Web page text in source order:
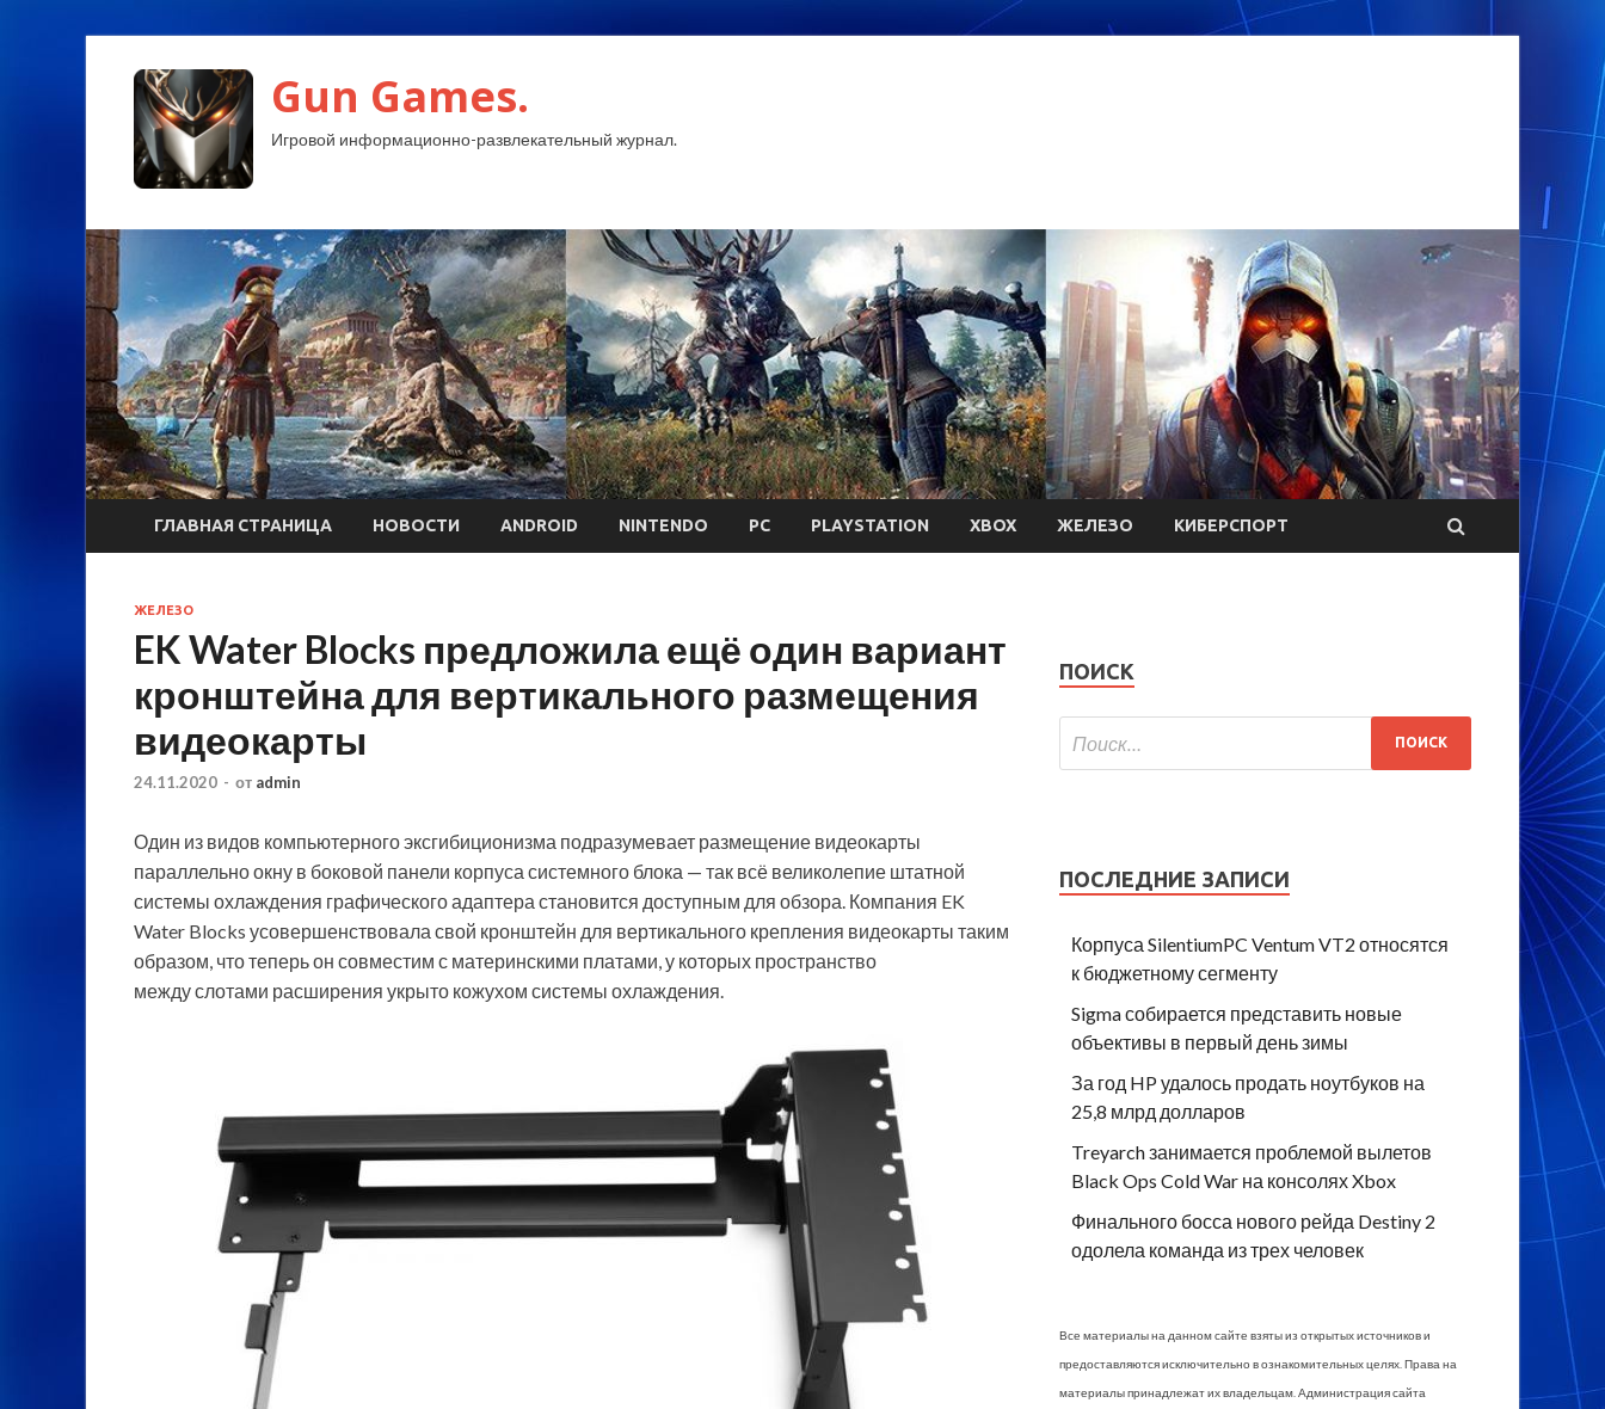
Gun Games.
Игровой информационно-развлекательный журнал.
ГЛАВНАЯ СТРАНИЦА НОВОСТИ ANDROID NINTENDO PC PLAYSTATION XBOX ЖЕЛЕЗО КИБЕРСПОРТ
ЖЕЛЕЗО
EK Water Blocks предложила ещё один вариант
кронштейна для вертикального размещения
видеокарты
24.11.2020 - от admin
Один из видов компьютерного эксгибиционизма подразумевает размещение видеокарты
параллельно окну в боковой панели корпуса системного блока — так всё великолепие штатной
системы охлаждения графического адаптера становится доступным для обзора. Компания EK
Water Blocks усовершенствовала свой кронштейн для вертикального крепления видеокарты таким
образом, что теперь он совместим с материнскими платами, у которых пространство
между слотами расширения укрыто кожухом системы охлаждения.
ПОИСК
ПОСЛЕДНИЕ ЗАПИСИ
Корпуса SilentiumPC Ventum VT2 относятся
к бюджетному сегменту
Sigma собирается представить новые
объективы в первый день зимы
За год HP удалось продать ноутбуков на
25,8 млрд долларов
Treyarch занимается проблемой вылетов
Black Ops Cold War на консолях Xbox
Финального босса нового рейда Destiny 2
одолела команда из трех человек
Все материалы на данном сайте взяты из открытых источников и
предоставляются исключительно в ознакомительных целях. Права на
материалы принадлежат их владельцам. Администрация сайта